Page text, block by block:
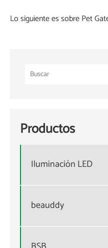
Lo siguiente es sobre Pet
Productos
Iluminación LED
beauddy